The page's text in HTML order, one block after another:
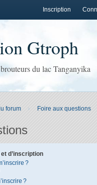
Inscription
Gtroph
du lac Tanganyika
forum Foire aux questions
d’inscription
?
?